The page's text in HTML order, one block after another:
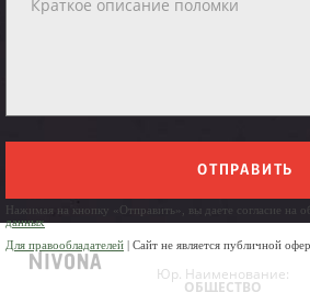
ОТПРАВИТЬ
Нажимая на кнопку «Отправить», вы даете согласие на
данных
Для правообладателей | Сайт не является публичной
Юр. Наименование:
ОБЩЕСТВО